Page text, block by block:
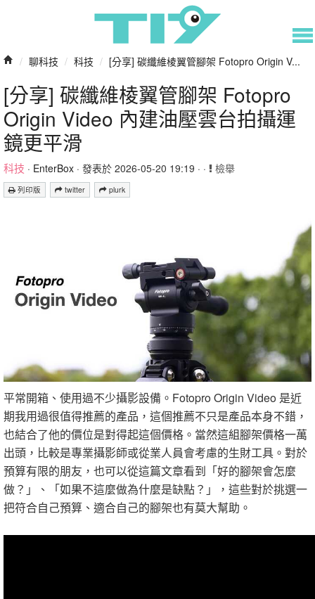
/ 聊科技 / 科技 / [分享] 碳纖維棱翼管腳架 Fotopro Origin V...
[分享] 碳纖維棱翼管腳架 Fotopro
Origin Video 內建油壓雲台拍攝運
鏡更平滑
科技 · EnterBox · 發表於 2026-05-20 19:19 · · 檢舉
列印版 twitter plurk
平常開箱、使用過不少攝影設備。Fotopro Origin Video 是近
期我用過很值得推薦的產品，這個推薦不只是產品本身不錯，
也結合了他的價位是對得起這個價格。當然這組腳架價格一萬
出頭，比較是專業攝影師或從業人員會考慮的生財工具。對於
預算有限的朋友，也可以從這篇文章看到「好的腳架會怎麼
做？」、「如果不這麼做為什麼是缺點？」，這些對於挑選一
把符合自己預算、適合自己的腳架也有莫大幫助。